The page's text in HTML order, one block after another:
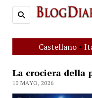
Castellano•
La crociera della
10 MAYO, 2026